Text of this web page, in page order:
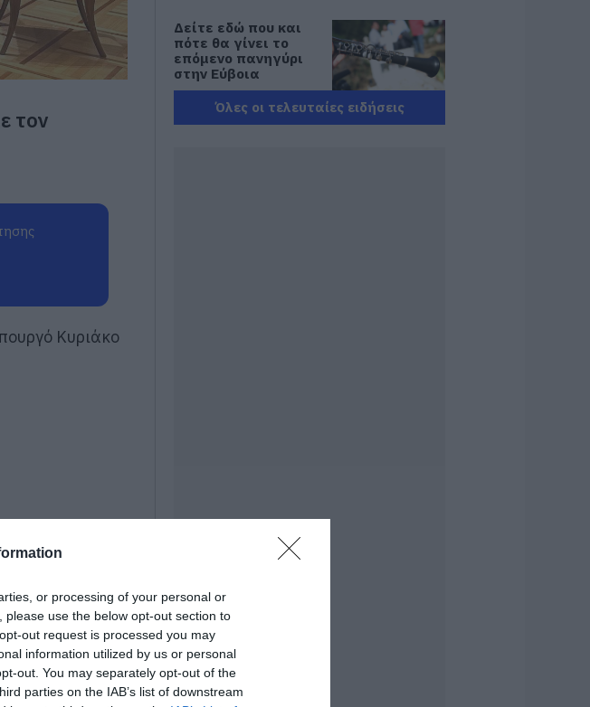
or processing of your personal or
use the below opt-out section to
out request is processed you may
information utilized by us or personal
out. You may separately opt-out of the
parties on the IAB’s list of downstream
τον
Κυριάκο
απόγευμα στο
Δείτε εδώ που και
πότε θα γίνει το
επόμενο πανηγύρι
στην Εύβοια
06.08.2026 | 10:45
Εύβοια: Πώς οι νέοι
γέμισαν με κόσμο
και φέτος το χωριό
τους!
06.08.2026 | 09:30
Χωρίς νερό σήμερα
Όλες οι τελευταίες ειδήσεις